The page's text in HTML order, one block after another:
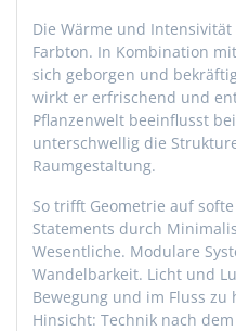
Die Wärme und
Farbton. In Kombination
sich geborgen und
wirkt er erfrischend und
Pflanzenwelt beeinflusst
unterschwellig die
Raumgestaltung.
So trifft Geometrie auf
Statements durch
Wesentliche. Modulare
Wandelbarkeit. Licht und
Bewegung und im Fluss
Hinsicht: Technik nach